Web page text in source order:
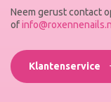
Neem gerust contact
of
Klantenservice